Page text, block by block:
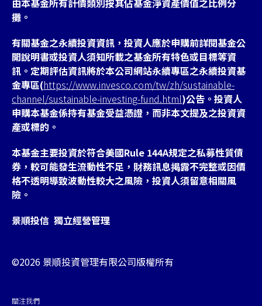
由本基金所有計價類別按其佔基金淨資產價值之比例分
攤。
有關基金之永續投資資訊，投資人應於申購前詳閱基金公
開說明書或投資人須知所載之基金所有特色或目標等資
訊。定期評估資訊將於本公司網站永續專區之永續投資基
金專區(https://www.invesco.com/tw/zh/sustainable-
channel/sustainable-investing-fund.html)公告。投資人
申購本基金係持有基金受益憑證，而非本文提及之投資資
產或標的。
本基金主要投資於符合美國Rule 144A規定之私募性質債
券，較可能發生流動性不足，財務訊息掲露不完整或因價
格不透明導致波動性較大之風險，投資人須留意相關風
險。
景順投信 獨立經營管理
©2026 景順投資管理有限公司版權所有
關注我們